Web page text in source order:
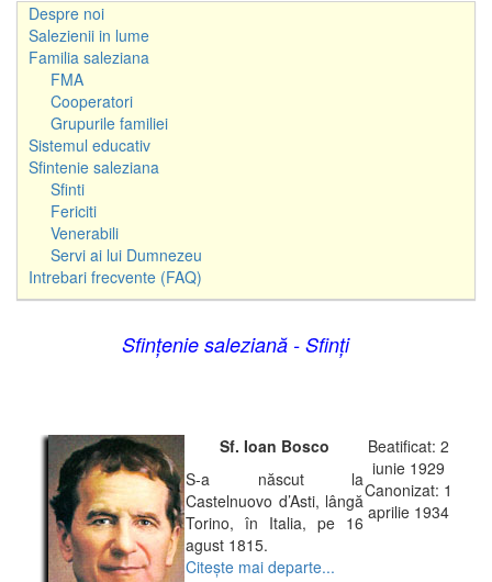
Despre noi
Salezienii in lume
Familia saleziana
FMA
Cooperatori
Grupurile familiei
Sistemul educativ
Sfintenie saleziana
Sfinti
Fericiti
Venerabili
Servi ai lui Dumnezeu
Intrebari frecvente (FAQ)
Sfinţenie saleziană - Sfinţi
Sf. Ioan Bosco
S-a născut la
Castelnuovo d’Asti, lângă
Torino, în Italia, pe 16
agust 1815.
Citeşte mai departe...
Beatificat: 2
iunie 1929
Canonizat: 1
aprilie 1934